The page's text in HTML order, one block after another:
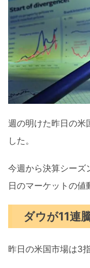
S&P500
米国市場のト
企業活動
新型
指す
今週の注
まとめ
週の明けた昨日の米
した。
今週から決算シーズ
日のマーケットの値
ダウが11連
昨日の米国市場は3